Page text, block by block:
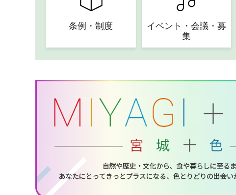
条例・制度
イベント・会議・募
集